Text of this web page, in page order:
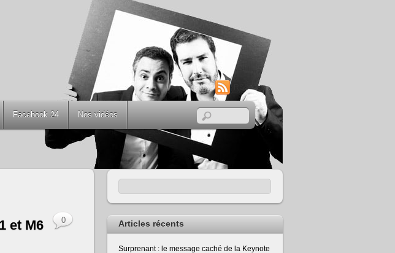
RSS
Facebook 24 Nos vidéos
et M6
0 Articles récents
Surprenant : le message caché de la Keynote